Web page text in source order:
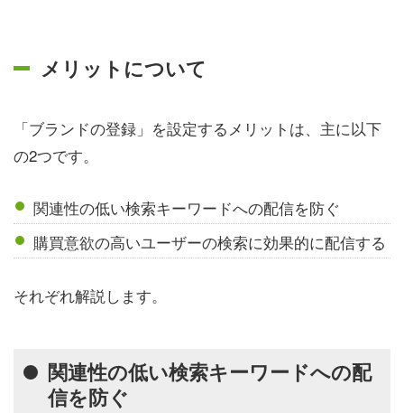
メリットについて
「ブランドの登録」を設定するメリットは、主に以下
の2つです。
関連性の低い検索キーワードへの配信を防ぐ
購買意欲の高いユーザーの検索に効果的に配信する
それぞれ解説します。
関連性の低い検索キーワードへの配
信を防ぐ